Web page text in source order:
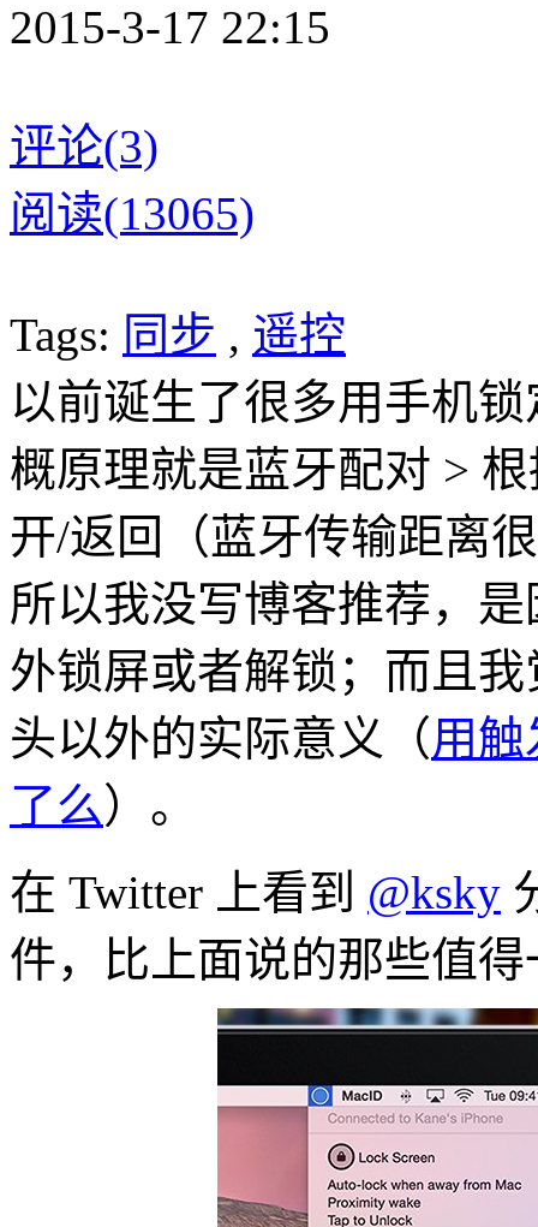
2015-3-17 22:15
评论(3)
阅读(13065)
Tags: 同步 , 遥控
以前诞生了很多用手机
概原理就是蓝牙配对 >
开/返回（蓝牙传输距离
所以我没写博客推荐，
外锁屏或者解锁；而且
头以外的实际意义（用
了么）。
在 Twitter 上看到 @ksky
件，比上面说的那些值得